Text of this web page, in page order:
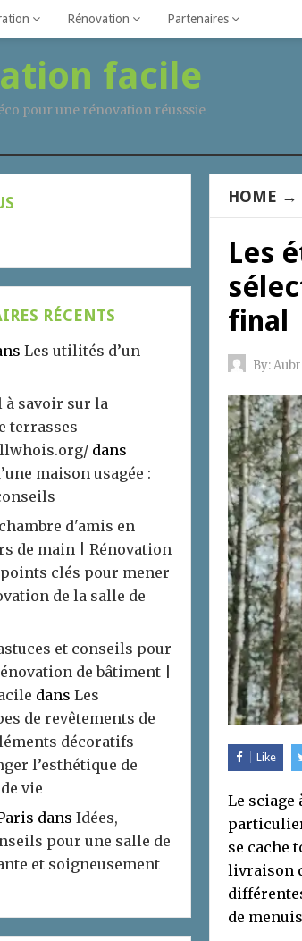
Rénovation Partenaires
facile
pour une rénovation réusssie
HOME →
Les
final
By:
Like
Le sciage
se cache
livraison
de
RÉCENTS
Les utilités d’un
à savoir sur la
terrasses
dans
maison usagée :
d'amis en
de main | Rénovation
clés pour mener
de la salle de
et conseils pour
de bâtiment |
dans Les
de revêtements de
décoratifs
l’esthétique de
vie
dans Idées,
pour une salle de
et soigneusement